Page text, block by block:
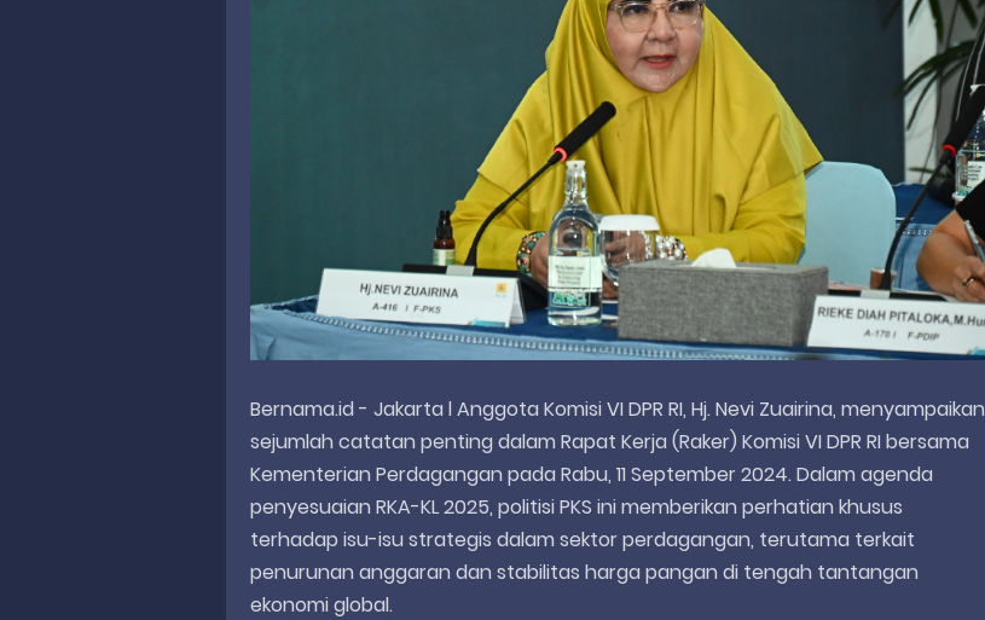
Bernama.id - Jakarta l Anggota Komisi VI DPR RI, Hj. Nevi Zuairina, menyampaikan
sejumlah catatan penting dalam Rapat Kerja (Raker) Komisi VI DPR RI bersama
Kementerian Perdagangan pada Rabu, 11 September 2024. Dalam agenda
penyesuaian RKA-KL 2025, politisi PKS ini memberikan perhatian khusus
terhadap isu-isu strategis dalam sektor perdagangan, terutama terkait
penurunan anggaran dan stabilitas harga pangan di tengah tantangan
ekonomi global.